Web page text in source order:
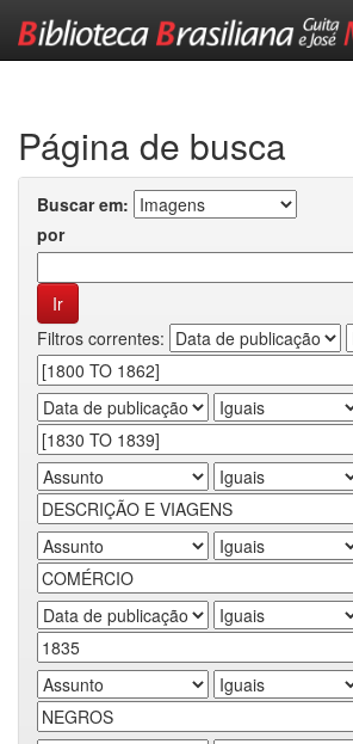
Página de busca
Buscar em:
por
Filtros correntes: